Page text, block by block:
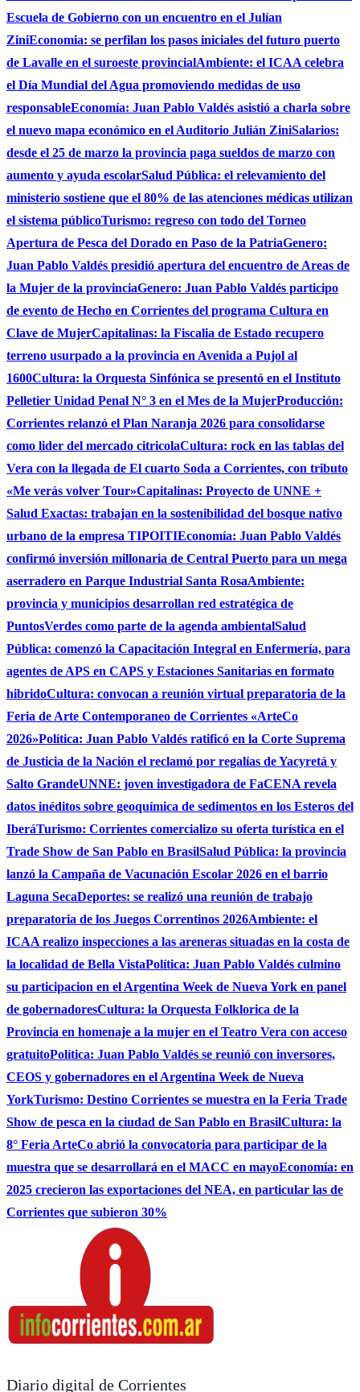
Escuela de Gobierno con un encuentro en el Julían
ZiniEconomia: se perfilan los pasos iniciales del futuro puerto
de Lavalle en el suroeste provincialAmbiente: el ICAA celebra
el Día Mundial del Agua promoviendo medidas de uso
responsableEconomía: Juan Pablo Valdés asistió a charla sobre
el nuevo mapa económico en el Auditorio Julián ZiniSalarios:
desde el 25 de marzo la provincia paga sueldos de marzo con
aumento y ayuda escolarSalud Pública: el relevamiento del
ministerio sostiene que el 80% de las atenciones médicas utilizan
el sistema públicoTurismo: regreso con todo del Torneo
Apertura de Pesca del Dorado en Paso de la PatriaGenero:
Juan Pablo Valdés presidió apertura del encuentro de Areas de
la Mujer de la provinciaGenero: Juan Pablo Valdés participo
de evento de Hecho en Corrientes del programa Cultura en
Clave de MujerCapitalinas: la Fiscalia de Estado recupero
terreno usurpado a la provincia en Avenida a Pujol al
1600Cultura: la Orquesta Sinfónica se presentó en el Instituto
Pelletier Unidad Penal N° 3 en el Mes de la MujerProducción:
Corrientes relanzó el Plan Naranja 2026 para consolidarse
como lider del mercado citricolaCultura: rock en las tablas del
Vera con la llegada de El cuarto Soda a Corrientes, con tributo
«Me verás volver Tour»Capitalinas: Proyecto de UNNE +
Salud Exactas: trabajan en la sostenibilidad del bosque nativo
urbano de la empresa TIPOITIEconomía: Juan Pablo Valdés
confirmó inversión millonaria de Central Puerto para un mega
aserradero en Parque Industrial Santa RosaAmbiente:
provincia y municipios desarrollan red estratégica de
PuntosVerdes como parte de la agenda ambientalSalud
Pública: comenzó la Capacitación Integral en Enfermería, para
agentes de APS en CAPS y Estaciones Sanitarias en formato
hibridoCultura: convocan a reunión virtual preparatoria de la
Feria de Arte Contemporaneo de Corrientes «ArteCo
2026»Política: Juan Pablo Valdés ratificó en la Corte Suprema
de Justicia de la Nación el reclamó por regalías de Yacyretá y
Salto GrandeUNNE: joven investigadora de FaCENA revela
datos inéditos sobre geoquímica de sedimentos en los Esteros del
IberáTurismo: Corrientes comercializo su oferta turística en el
Trade Show de San Pablo en BrasilSalud Pública: la provincia
lanzó la Campaña de Vacunación Escolar 2026 en el barrio
Laguna SecaDeportes: se realizó una reunión de trabajo
preparatoria de los Juegos Correntinos 2026Ambiente: el
ICAA realizo inspecciones a las areneras situadas en la costa de
la localidad de Bella VistaPolítica: Juan Pablo Valdés culmino
su participacion en el Argentina Week de Nueva York en panel
de gobernadoresCultura: la Orquesta Folklorica de la
Provincia en homenaje a la mujer en el Teatro Vera con acceso
gratuitoPolítica: Juan Pablo Valdés se reunió con inversores,
CEOS y gobernadores en el Argentina Week de Nueva
YorkTurismo: Destino Corrientes se muestra en la Feria Trade
Show de pesca en la ciudad de San Pablo en BrasilCultura: la
8° Feria ArteCo abrió la convocatoria para participar de la
muestra que se desarrollará en el MACC en mayoEconomía: en
2025 crecieron las exportaciones del NEA, en particular las de
Corrientes que subieron 30%
Diario digital de Corrientes